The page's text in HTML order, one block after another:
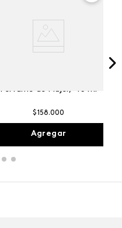
Perfume de Mujer, 45 ml
$158.000
Agregar